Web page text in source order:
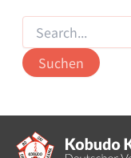
nach: